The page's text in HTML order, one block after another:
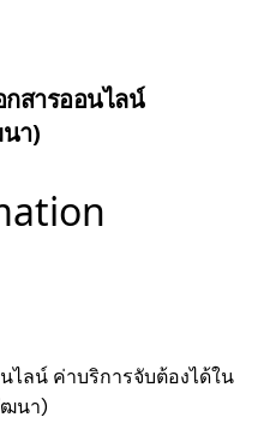
สารออนไลน์
า)
ไลน์ ค่าบริการจับต้องได้ใน
ฒนา)